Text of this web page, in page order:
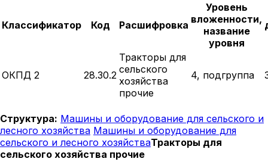
Классификатор Код Расшифровка
Уровень
вложенности,
название
уровня
ОКПД 2 28.30.2
Тракторы для
сельского
хозяйства
прочие
4, подгруппа
Структура: Машины и оборудование для сельского и
лесного хозяйства Машины и оборудование для
сельского и лесного хозяйстваТракторы для
сельского хозяйства прочие